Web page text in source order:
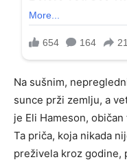
Na sušnim,
sunce prži zemlju, a
je Eli Hameson,
Ta priča, koja nikada
preživela kroz godine,